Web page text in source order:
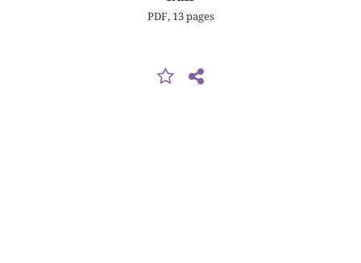
PDF, 13 pages